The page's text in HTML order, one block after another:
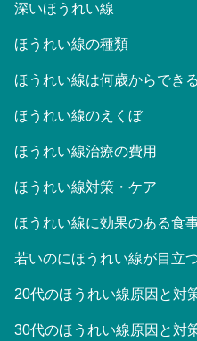
深いほうれい線
ほうれい線の種類
ほうれい線は何歳からでき
ほうれい線のえくぼ
ほうれい線治療の費用
ほうれい線対策・ケア
ほうれい線に効果のある食
若いのにほうれい線が目立
20代のほうれい線原因と対
30代のほうれい線原因と対